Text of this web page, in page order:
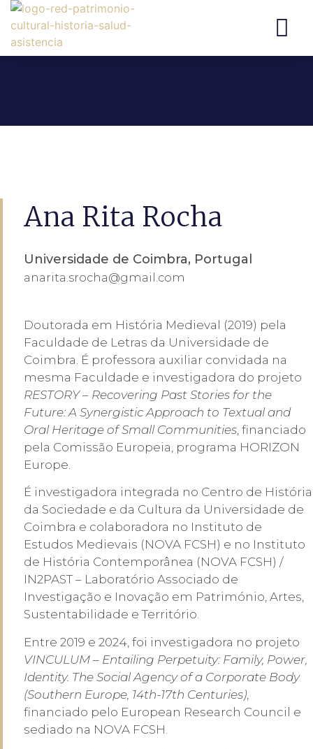
Ana Rita Rocha
Universidade de Coimbra, Portugal
anarita.srocha@gmail.com
Doutorada em História Medieval (2019) pela
Faculdade de Letras da Universidade de
Coimbra. É professora auxiliar convidada na
mesma Faculdade e investigadora do projeto
RESTORY – Recovering Past Stories for the
Future: A Synergistic Approach to Textual and
Oral Heritage of Small Communities, financiado
pela Comissão Europeia, programa HORIZON
Europe.
É investigadora integrada no Centro de História
da Sociedade e da Cultura da Universidade de
Coimbra e colaboradora no Instituto de
Estudos Medievais (NOVA FCSH) e no Instituto
de História Contemporânea (NOVA FCSH) /
IN2PAST – Laboratório Associado de
Investigação e Inovação em Património, Artes,
Sustentabilidade e Território.
Entre 2019 e 2024, foi investigadora no projeto
VINCULUM – Entailing Perpetuity: Family, Power,
Identity. The Social Agency of a Corporate Body
(Southern Europe, 14th-17th Centuries)
financiado pelo European Research Council e
sediado na NOVA FCSH.